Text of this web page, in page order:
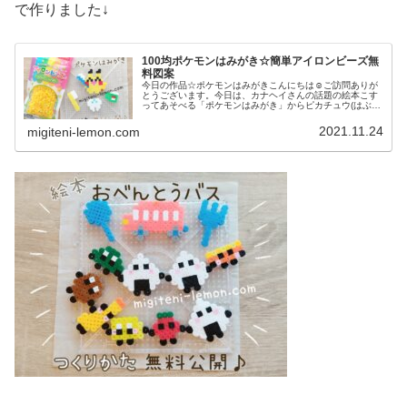
で作りました↓
100均ポケモンはみがき☆簡単アイロンビーズ無
料図案
今日の作品☆ポケモンはみがきこんにちは☺ご訪問ありが
とうございます。今日は、カナヘイさんの話題の絵本こす
ってあそべる「ポケモンはみがき」からピカチュウ(はぶら
migiteni-lemon.com 2021.11.24